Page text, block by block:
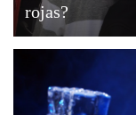
rojas?